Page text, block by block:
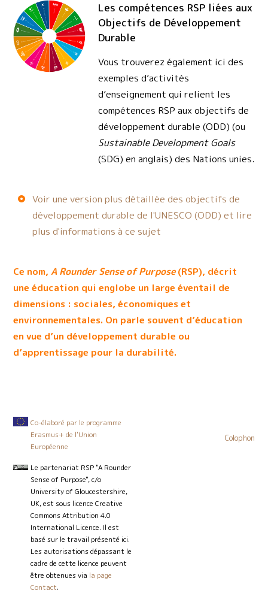
Les compétences RSP liées aux
Objectifs de Développement
Durable
Vous trouverez également ici des
exemples d’activités
d’enseignement qui relient les
compétences RSP aux objectifs de
développement durable (ODD) (ou
Sustainable Development Goals
(SDG) en anglais) des Nations unies.
Voir une version plus détaillée des objectifs de
développement durable de l'UNESCO (ODD) et lire
plus d'informations à ce sujet
Ce nom,A Rounder Sense of Purpose(RSP), décrit
une éducation qui englobe un large éventail de
dimensions : sociales, économiques et
environnementales. On parle souvent d’éducation
en vue d’un développement durable ou
d’apprentissage pour la durabilité.
Co-élaboré par le programme
Erasmus+ de l'Union
Européenne
Le partenariat RSP "A Rounder
Sense of Purpose", c/o
University of Gloucestershire,
UK, est sous licence Creative
Commons Attribution 4.0
International Licence. Il est
basé sur le travail présenté ici.
Les autorisations dépassant le
cadre de cette licence peuvent
être obtenues via la page
Contact.
Colophon